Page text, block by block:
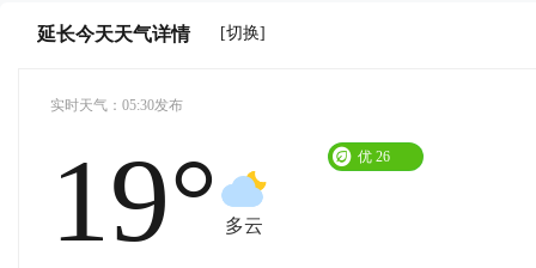
延长今天天气详情 [切换]
实时天气：05:30发布
19° 多云
优 26